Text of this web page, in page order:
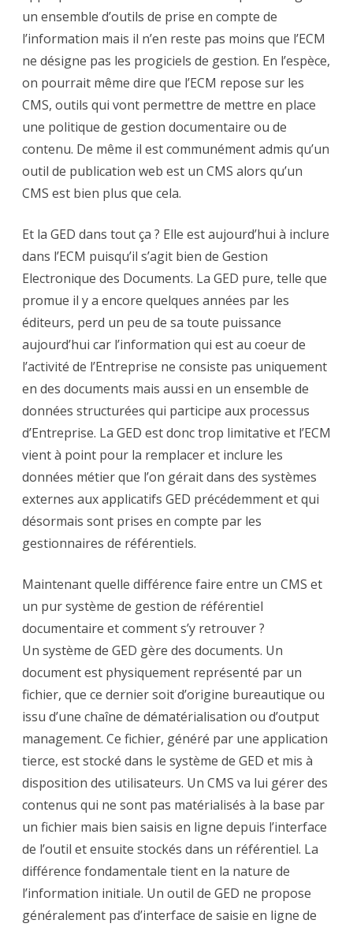
un ensemble d’outils de prise en compte de
l’information mais il n’en reste pas moins que l’ECM
ne désigne pas les progiciels de gestion. En l’espèce,
on pourrait même dire que l’ECM repose sur les
CMS, outils qui vont permettre de mettre en place
une politique de gestion documentaire ou de
contenu. De même il est communément admis qu’un
outil de publication web est un CMS alors qu’un
CMS est bien plus que cela.
Et la GED dans tout ça ? Elle est aujourd’hui à inclure
dans l’ECM puisqu’il s’agit bien de Gestion
Electronique des Documents. La GED pure, telle que
promue il y a encore quelques années par les
éditeurs, perd un peu de sa toute puissance
aujourd’hui car l’information qui est au coeur de
l’activité de l’Entreprise ne consiste pas uniquement
en des documents mais aussi en un ensemble de
données structurées qui participe aux processus
d’Entreprise. La GED est donc trop limitative et l’ECM
vient à point pour la remplacer et inclure les
données métier que l’on gérait dans des systèmes
externes aux applicatifs GED précédemment et qui
désormais sont prises en compte par les
gestionnaires de référentiels.
Maintenant quelle différence faire entre un CMS et
un pur système de gestion de référentiel
documentaire et comment s’y retrouver ?
Un système de GED gère des documents. Un
document est physiquement représenté par un
fichier, que ce dernier soit d’origine bureautique ou
issu d’une chaîne de dématérialisation ou d’output
management. Ce fichier, généré par une application
tierce, est stocké dans le système de GED et mis à
disposition des utilisateurs. Un CMS va lui gérer des
contenus qui ne sont pas matérialisés à la base par
un fichier mais bien saisis en ligne depuis l’interface
de l’outil et ensuite stockés dans un référentiel. La
différence fondamentale tient en la nature de
l’information initiale. Un outil de GED ne propose
généralement pas d’interface de saisie en ligne de